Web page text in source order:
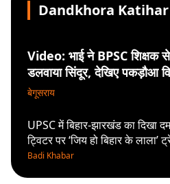
Dandkhora Katihar
Video: भाई ने BPSC शिक्षक
डलवाया सिंदूर, देखिए पकड़ौआ
बेगूसराय
UPSC में बिहार-झारखंड का दिखा
ट्विटर पर ‘जिय हो बिहार के लाला’
Badi Khabar